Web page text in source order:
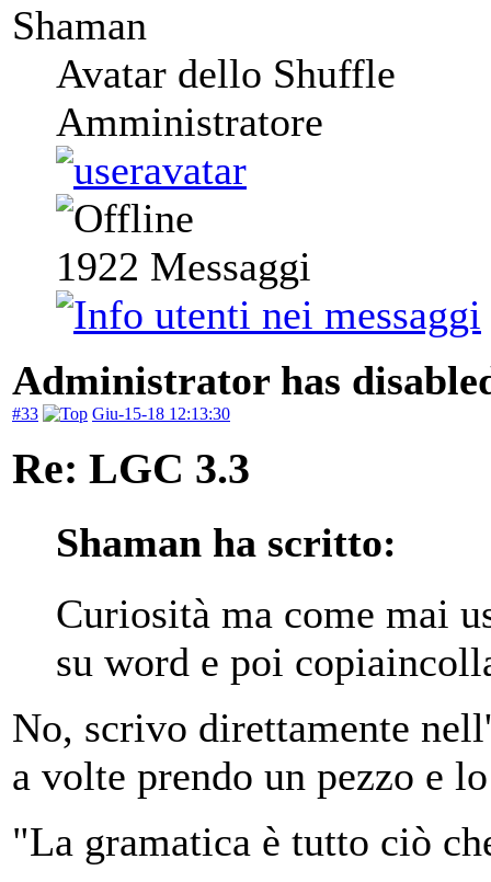
Shaman
Avatar dello Shuffle
Amministratore
1922 Messaggi
Administrator has
#33 Giu-15-18 12:13:30
Re: LGC 3.3
Shaman ha scritto:
Curiosità ma come mai
su word e poi
No, scrivo direttamente
a volte prendo un pezzo e
"La gramatica è tutto ciò